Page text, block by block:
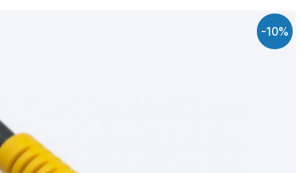
-10%